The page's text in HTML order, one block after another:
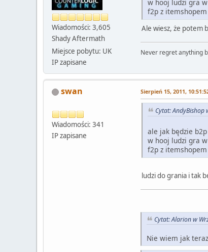
Wiadomości: 3,605
Shady Aftermath
Miejsce pobytu: UK
IP zapisane
w hooj ludzi gra
f2p z
Ale wiesz, że potem
Never regret anything
swan
Wiadomości: 341
IP zapisane
Sierpień 15, 2011,
Cytat: AndyBishop
ale jak będzie
w hooj ludzi gra
f2p z
ludzi do grania i tak
Cytat: Alarion w
Nie wiem jak